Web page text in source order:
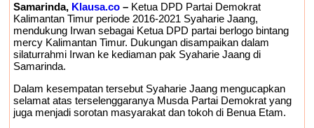
Samarinda, Klausa.co – Ketua DPD Partai Demokrat
Kalimantan Timur periode 2016-2021 Syaharie Jaang,
mendukung Irwan sebagai Ketua DPD partai berlogo bintang
mercy Kalimantan Timur. Dukungan disampaikan dalam
silaturrahmi Irwan ke kediaman pak Syaharie Jaang di
Samarinda.
Dalam kesempatan tersebut Syaharie Jaang mengucapkan
selamat atas terselenggaranya Musda Partai Demokrat yang
juga menjadi sorotan masyarakat dan tokoh di Benua Etam.